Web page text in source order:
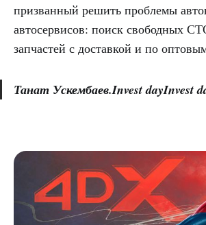
призванный решить проблемы
автосервисов: поиск свободных
запчастей с доставкой и по
Танат Ускембаев.Invest dayInvest